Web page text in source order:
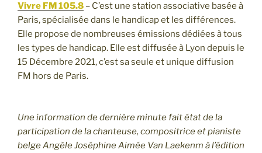
Vivre FM 105.8 – C’est une station associative basée à
Paris, spécialisée dans le handicap et les différences.
Elle propose de nombreuses émissions dédiées à tous
les types de handicap. Elle est diffusée à Lyon depuis le
15 Décembre 2021, c’est sa seule et unique diffusion
FM hors de Paris.
Une information de dernière minute fait état de la
participation de la chanteuse, compositrice et pianiste
belge Angèle Joséphine Aimée Van Laekenm à l’édition